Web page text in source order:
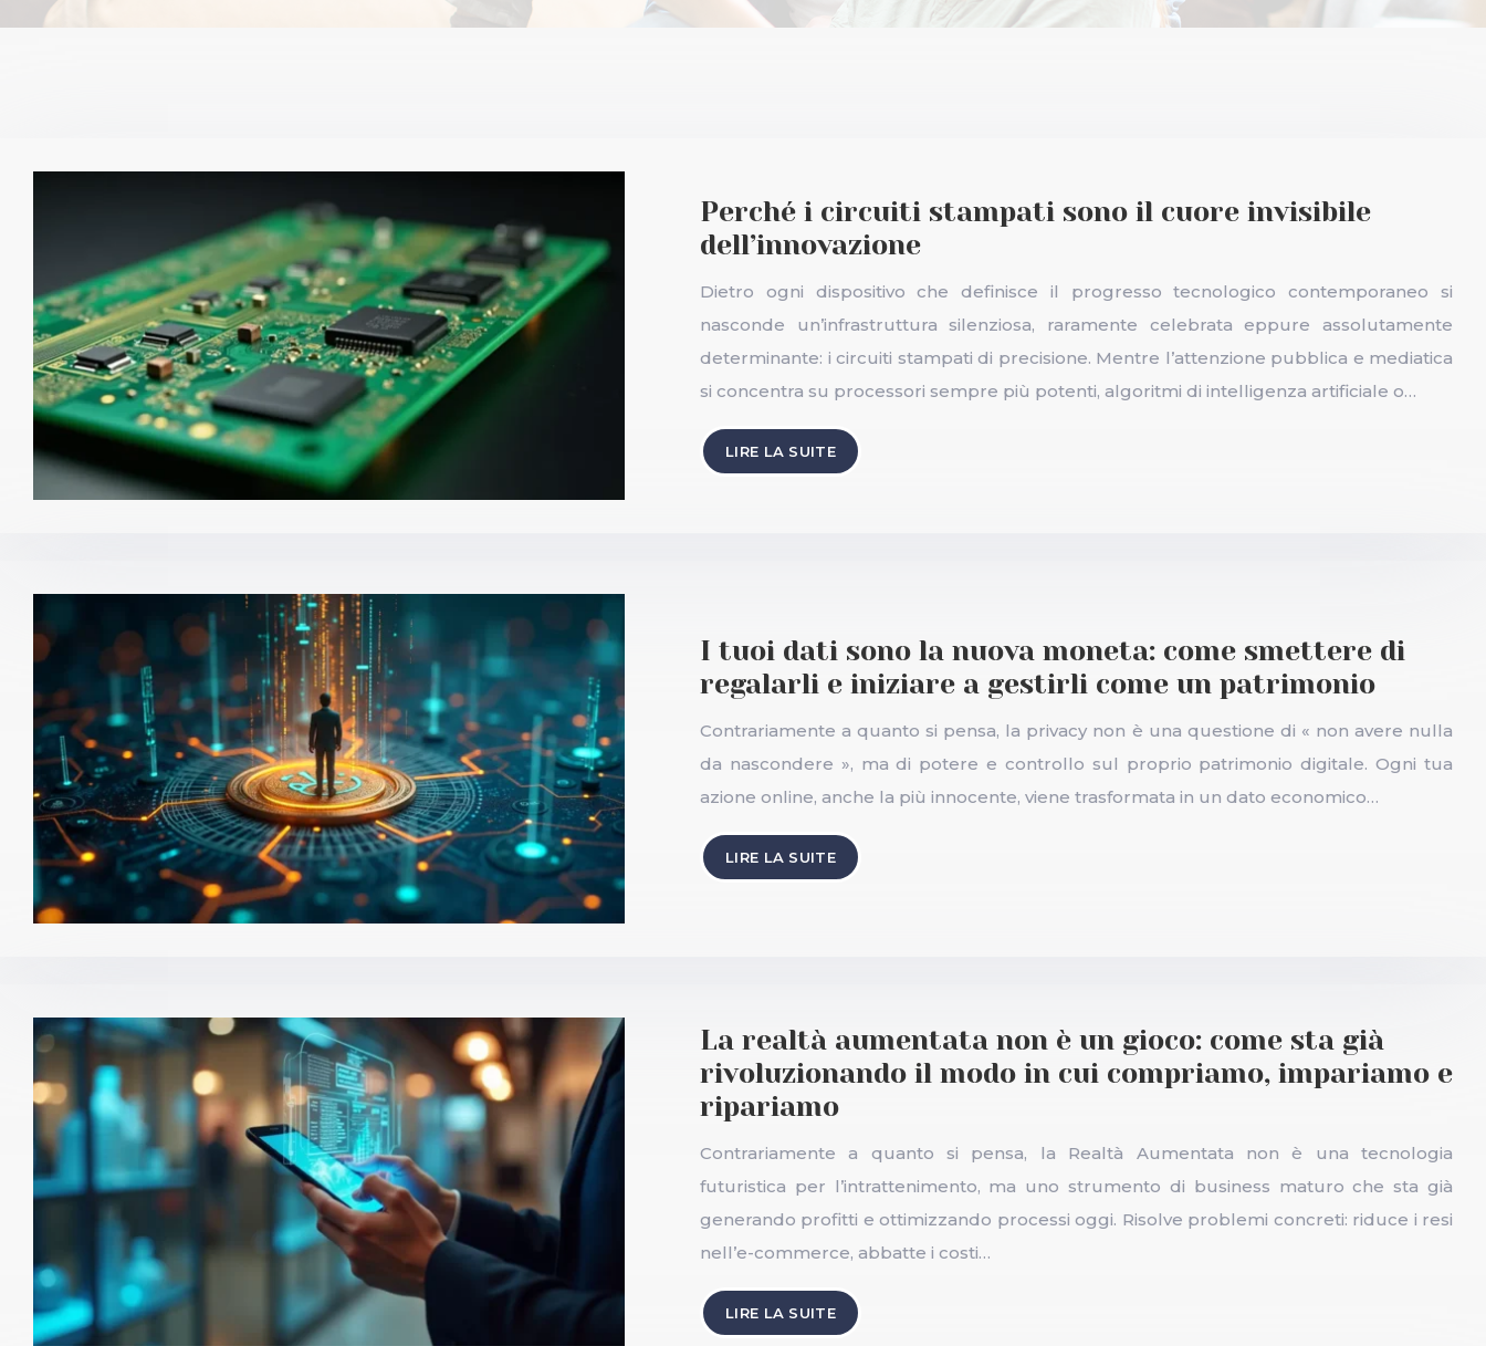
Perché i circuiti stampati sono il cuore invisibile
dell’innovazione
Dietro ogni dispositivo che definisce il progresso tecnologico contemporaneo si
nasconde un’infrastruttura silenziosa, raramente celebrata eppure assolutamente
determinante: i circuiti stampati di precisione. Mentre l’attenzione pubblica e mediatica
si concentra su processori sempre più potenti, algoritmi di intelligenza artificiale o…
LIRE LA SUITE
I tuoi dati sono la nuova moneta: come smettere di
regalarli e iniziare a gestirli come un patrimonio
Contrariamente a quanto si pensa, la privacy non è una questione di « non avere nulla
da nascondere », ma di potere e controllo sul proprio patrimonio digitale. Ogni tua
azione online, anche la più innocente, viene trasformata in un dato economico…
LIRE LA SUITE
La realtà aumentata non è un gioco: come sta già
rivoluzionando il modo in cui compriamo, impariamo e
ripariamo
Contrariamente a quanto si pensa, la Realtà Aumentata non è una tecnologia
futuristica per l’intrattenimento, ma uno strumento di business maturo che sta già
generando profitti e ottimizzando processi oggi. Risolve problemi concreti: riduce i resi
nell’e-commerce, abbatte i costi…
LIRE LA SUITE